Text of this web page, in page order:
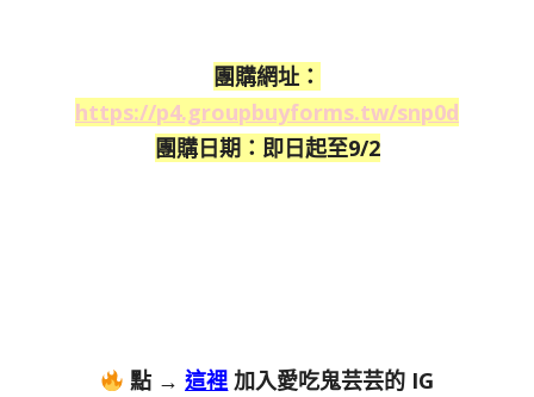
團購網址：
https://p4.groupbuyforms.tw/snp0d
團購日期：即日起至9/2
點 → 這裡 加入愛吃鬼芸芸的 IG